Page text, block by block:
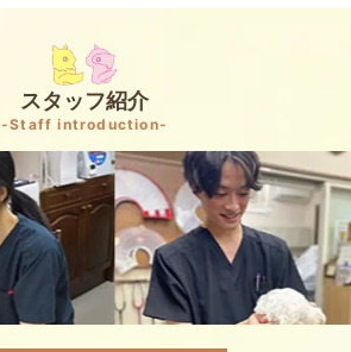
スタッフ紹介
-Staff introduction-